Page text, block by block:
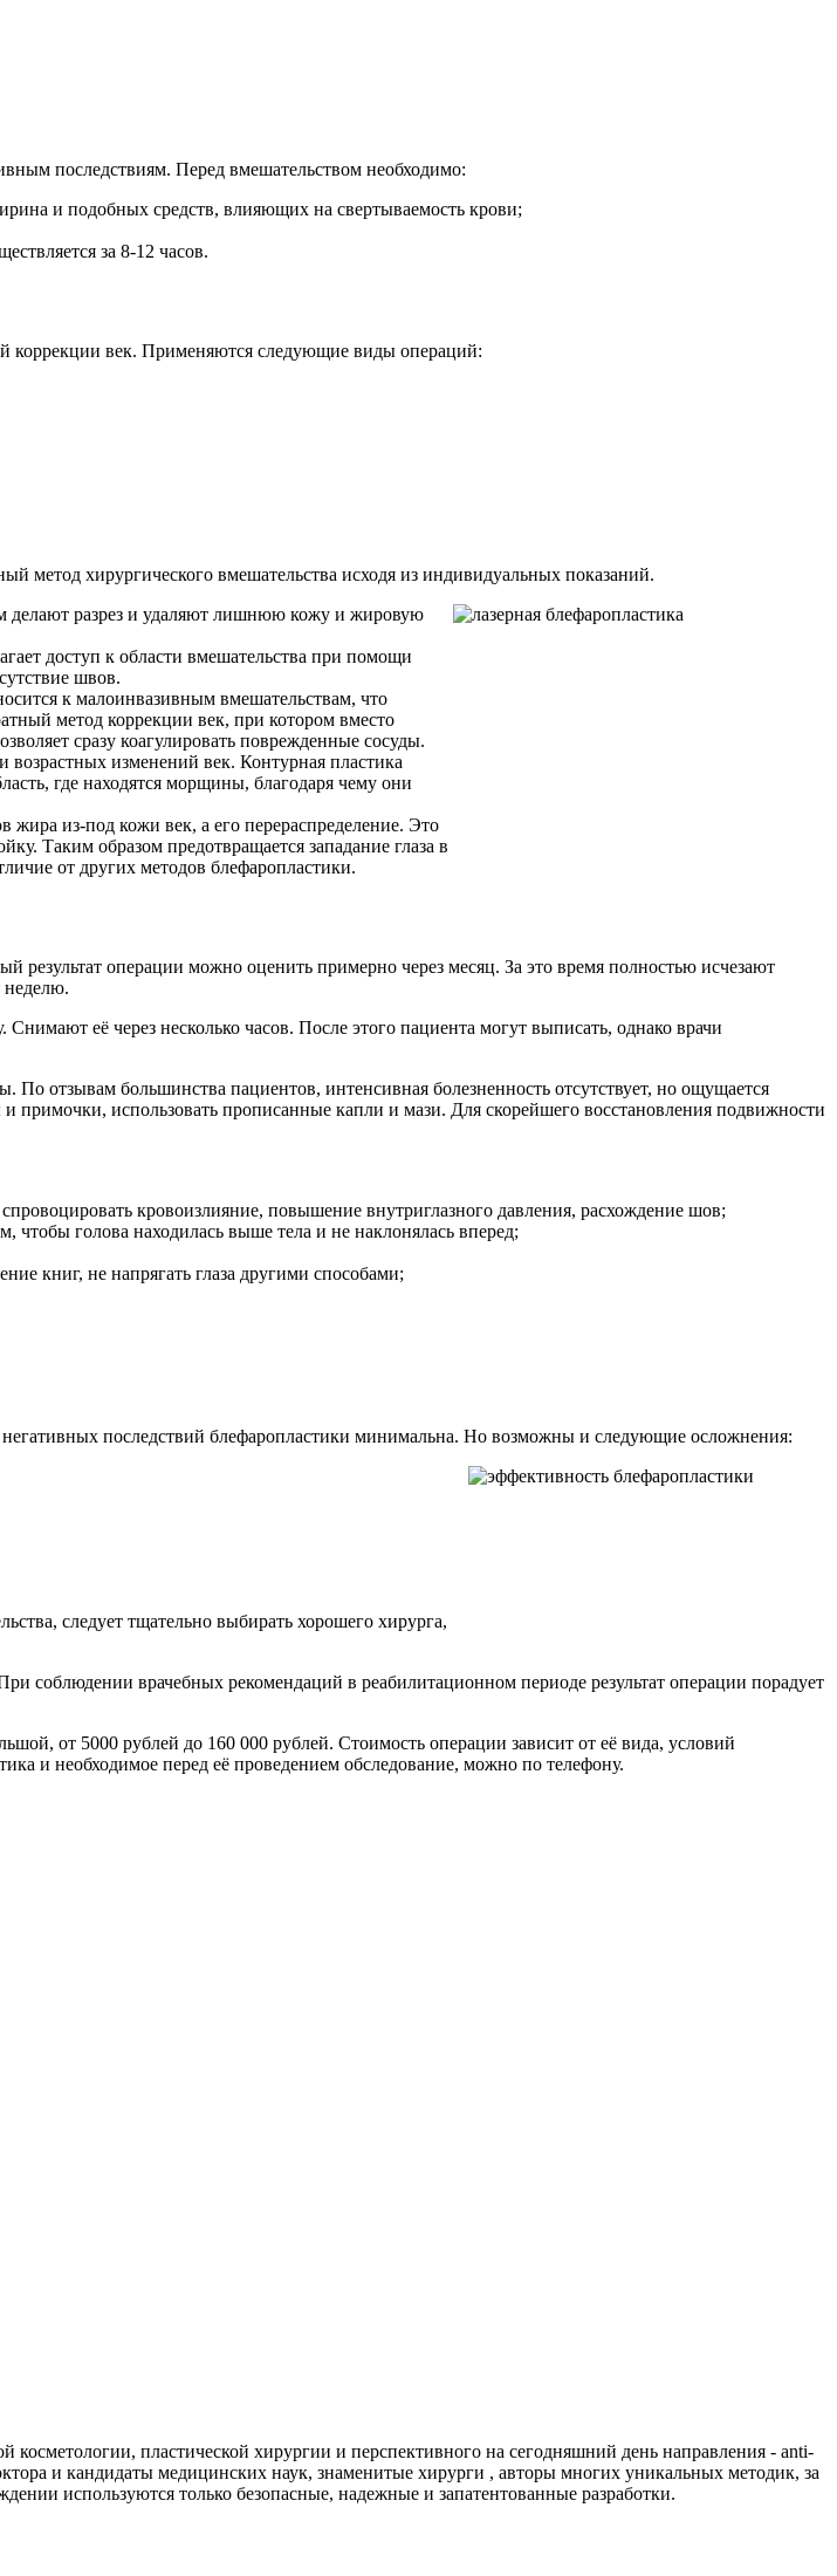
последствиям. Перед вмешательством необходимо:
и подобных средств, влияющих на свертываемость крови;
за 8-12 часов.
коррекции век. Применяются следующие виды операций:
метод хирургического вмешательства исходя из индивидуальных показаний.
делают разрез и удаляют лишнюю кожу и жировую
доступ к области вмешательства при помощи
швов.
к малоинвазивным вмешательствам, что
метод коррекции век, при котором вместо
сразу коагулировать поврежденные сосуды.
изменений век. Контурная пластика
где находятся морщины, благодаря чему они
из-под кожи век, а его перераспределение. Это
Таким образом предотвращается западание глаза в
от других методов блефаропластики.
результат операции можно оценить примерно через месяц. За это время полностью исчезают
неделю.
её через несколько часов. После этого пациента могут выписать, однако врачи
отзывам большинства пациентов, интенсивная болезненность отсутствует, но ощущается
примочки, использовать прописанные капли и мази. Для скорейшего восстановления подвижности
кровоизлияние, повышение внутриглазного давления, расхождение шов;
голова находилась выше тела и не наклонялась вперед;
книг, не напрягать глаза другими способами;
последствий блефаропластики минимальна. Но возможны и следующие осложнения:
следует тщательно выбирать хорошего хирурга,
соблюдении врачебных рекомендаций в реабилитационном периоде результат операции порадует
от 5000 рублей до 160 000 рублей. Стоимость операции зависит от её вида, условий
и необходимое перед её проведением обследование, можно по телефону.
косметологии, пластической хирургии и перспективного на сегодняшний день направления - anti-
и кандидаты медицинских наук, знаменитые хирурги , авторы многих уникальных методик, за
используются только безопасные, надежные и запатентованные разработки.